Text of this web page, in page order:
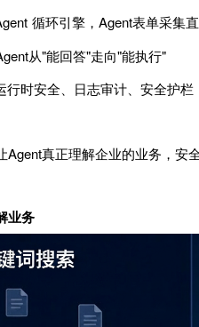
循环引擎，Agent表单采集
从"能回答"走向"能执行"
时安全、日志审计、安全护栏
真正理解企业的业务，安
业务